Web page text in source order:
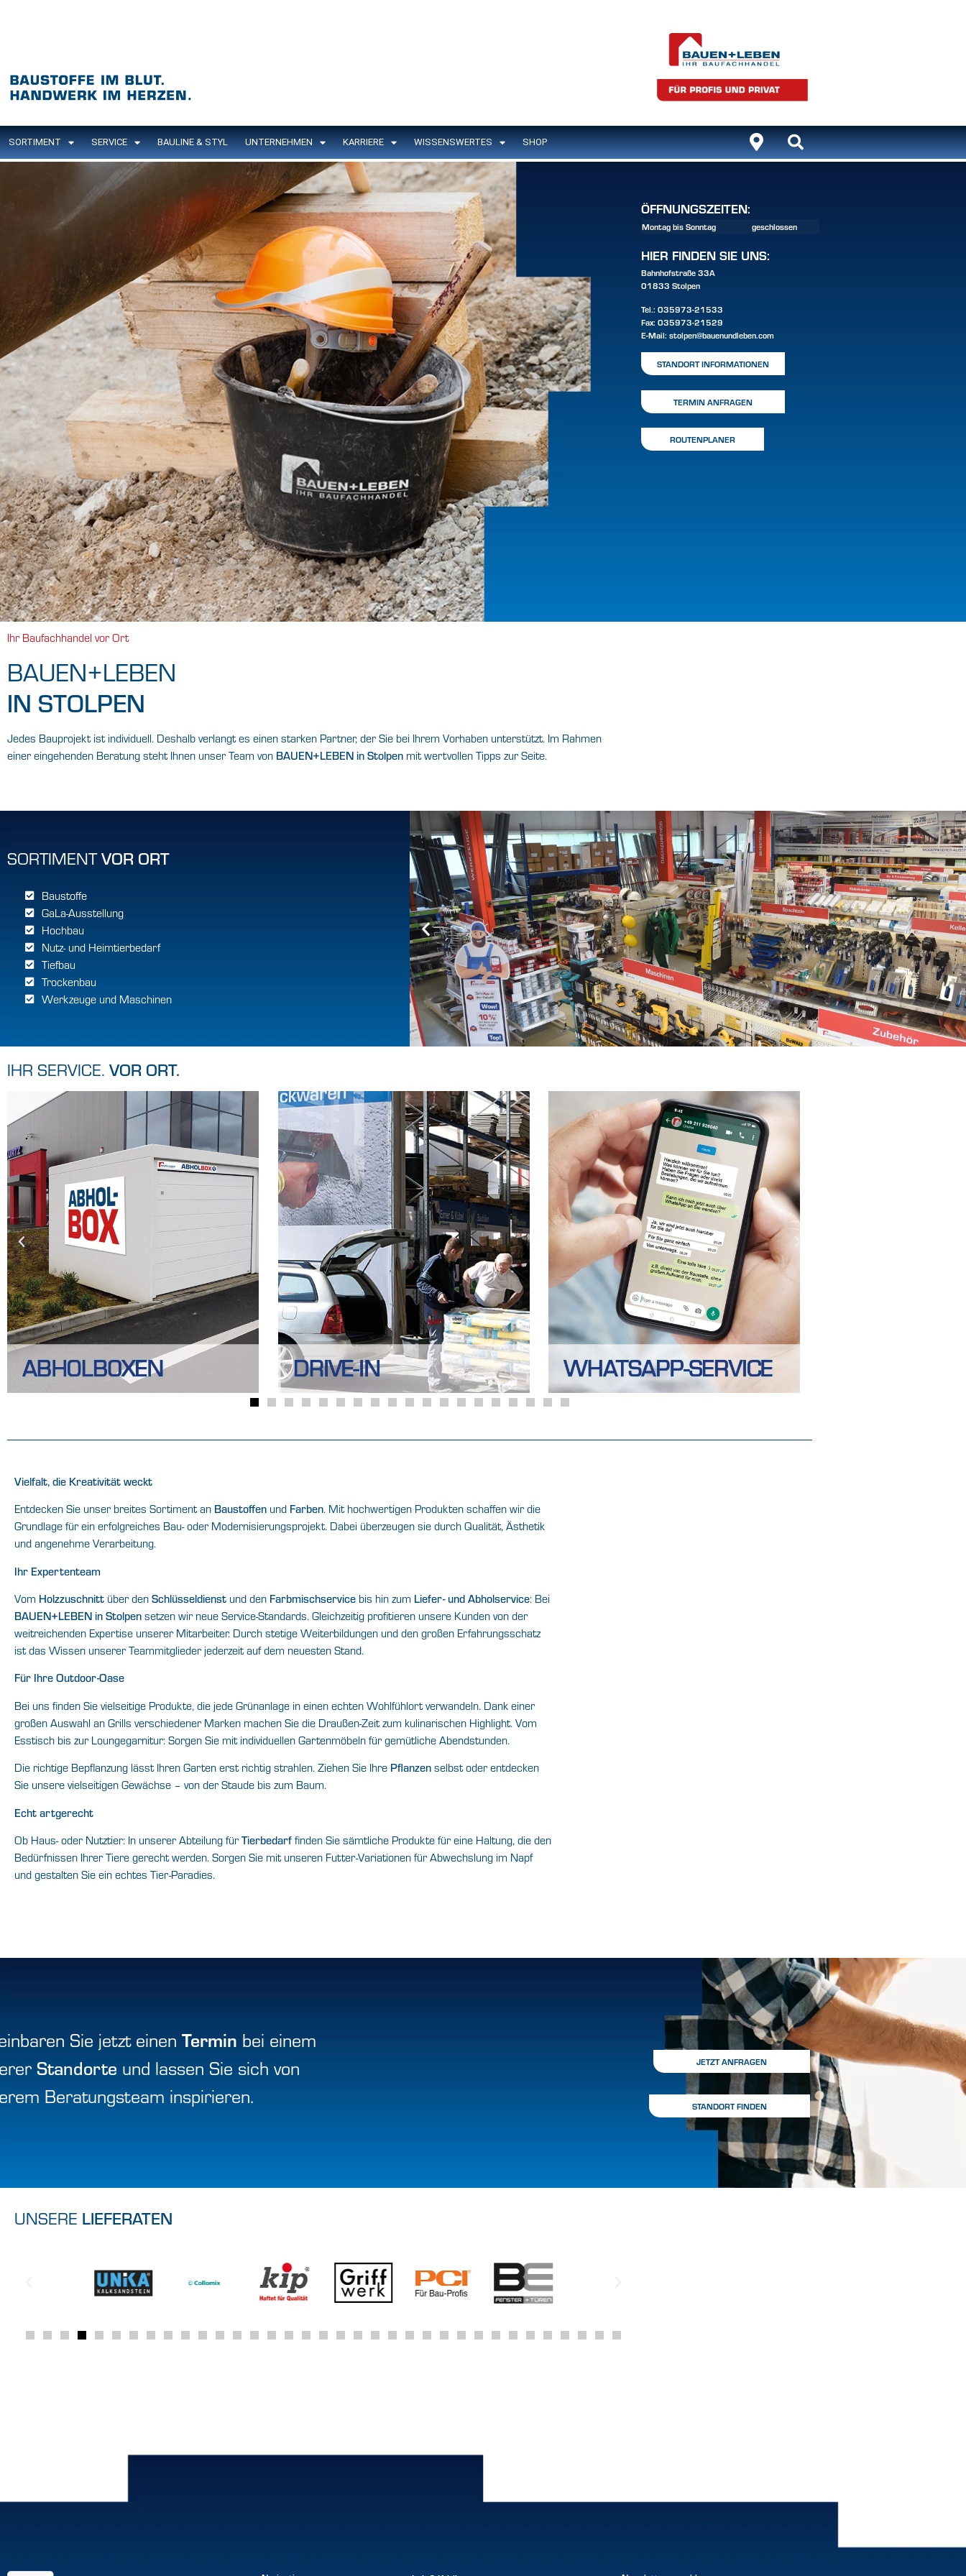
SORTIMENT SERVICE BAULINE & STYL UNTERNEHMEN KARRIERE WISSENSWERTES SHOP
ÖFFNUNGSZEITEN:
Montag bis Sonntag geschlossen
HIER FINDEN SIE UNS:
Bahnhofstraße 33A
01833 Stolpen
Tel.: 035973-21533
Fax: 035973-21529
E-Mail: stolpen@bauenundleben.com
STANDORT INFORMATIONEN
TERMIN ANFRAGEN
ROUTENPLANER
Ihr Baufachhandel vor Ort
BAUEN+LEBEN
IN STOLPEN
Jedes Bauprojekt ist individuell. Deshalb verlangt es einen starken Partner, der Sie bei Ihrem Vorhaben unterstützt. Im Rahmen
einer eingehenden Beratung steht Ihnen unser Team von BAUEN+LEBEN in Stolpen mit wertvollen Tipps zur Seite.
SORTIMENTVOR ORT
Baustoffe
GaLa-Ausstellung
Hochbau
Nutz- und Heimtierbedarf
Tiefbau
Trockenbau
Werkzeuge und Maschinen
IHR SERVICE. VOR ORT.
Vielfalt, die Kreativität weckt
Entdecken Sie unser breites Sortiment an Baustoffen und Farben. Mit hochwertigen Produkten schaffen wir die
Grundlage für ein erfolgreiches Bau- oder Modernisierungsprojekt. Dabei überzeugen sie durch Qualität, Ästhetik
und angenehme Verarbeitung.
Ihr Expertenteam
Vom Holzzuschnitt über den Schlüsseldienst und den Farbmischservice bis hin zum Liefer- und Abholservice: Bei
BAUEN+LEBEN in Stolpen setzen wir neue Service-Standards. Gleichzeitig profitieren unsere Kunden von der
weitreichenden Expertise unserer Mitarbeiter. Durch stetige Weiterbildungen und den großen Erfahrungsschatz
ist das Wissen unserer Teammitglieder jederzeit auf dem neuesten Stand.
Für Ihre Outdoor-Oase
Bei uns finden Sie vielseitige Produkte, die jede Grünanlage in einen echten Wohlfühlort verwandeln. Dank einer
großen Auswahl an Grills verschiedener Marken machen Sie die Draußen-Zeit zum kulinarischen Highlight. Vom
Esstisch bis zur Loungegarnitur: Sorgen Sie mit individuellen Gartenmöbeln für gemütliche Abendstunden.
Die richtige Bepflanzung lässt Ihren Garten erst richtig strahlen. Ziehen Sie Ihre Pflanzen selbst oder entdecken
Sie unsere vielseitigen Gewächse – von der Staude bis zum Baum.
Echt artgerecht
Ob Haus- oder Nutztier: In unserer Abteilung fürTierbedarf finden Sie sämtliche Produkte für eine Haltung, die den
Bedürfnissen Ihrer Tiere gerecht werden. Sorgen Sie mit unseren Futter-Variationen für Abwechslung im Napf
und gestalten Sie ein echtes Tier-Paradies.
Sie jetzt einen Termin bei einem
Standorte und lassen Sie sich von
Beratungsteam inspirieren.
JETZT ANFRAGEN
STANDORT FINDEN
UNSERE LIEFERATEN